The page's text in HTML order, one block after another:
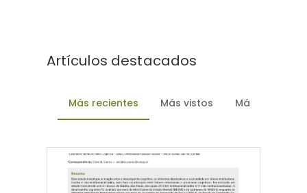
Artículos destacados
Más recientes Más vistos Más